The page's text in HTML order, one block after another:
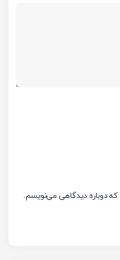
که دوباره دیدگاهی می‌نویسم.